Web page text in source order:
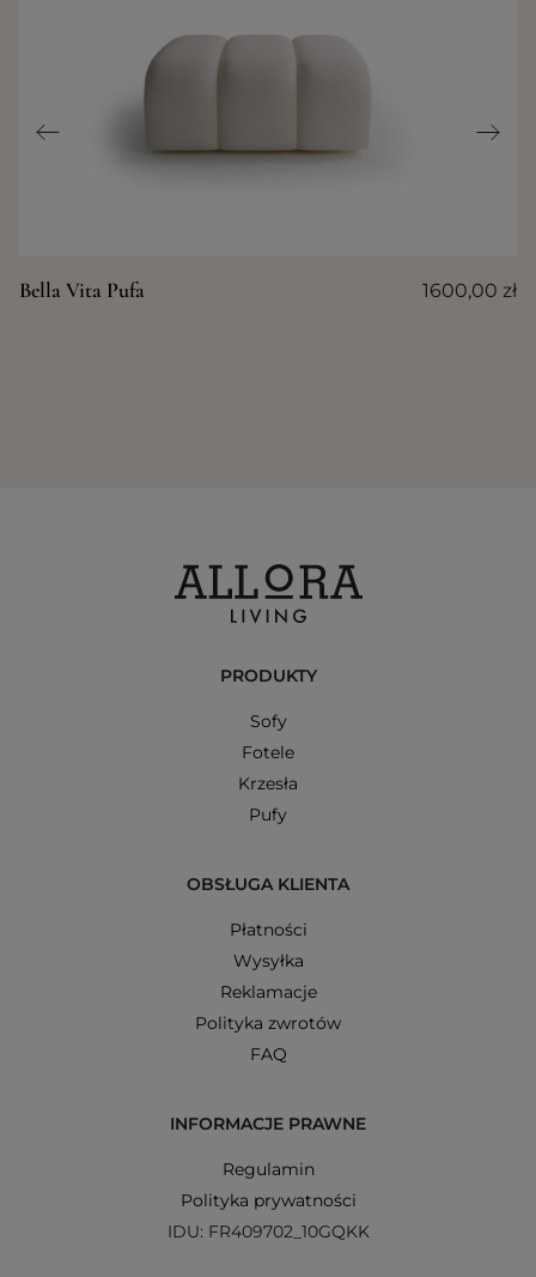
Bella Vita Pufa 1600,00 zł
PRODUKTY
Sofy
Fotele
Krzesła
Pufy
OBSŁUGA KLIENTA
Płatności
Wysyłka
Reklamacje
Polityka zwrotów
FAQ
INFORMACJE PRAWNE
Regulamin
Polityka prywatności
IDU: FR409702_10GQKK